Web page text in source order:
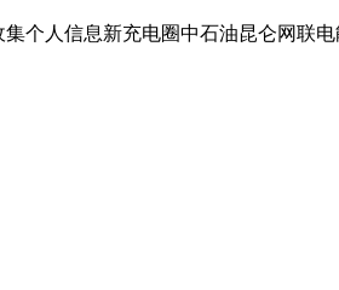
个人信息新充电圈中石油昆仑网联